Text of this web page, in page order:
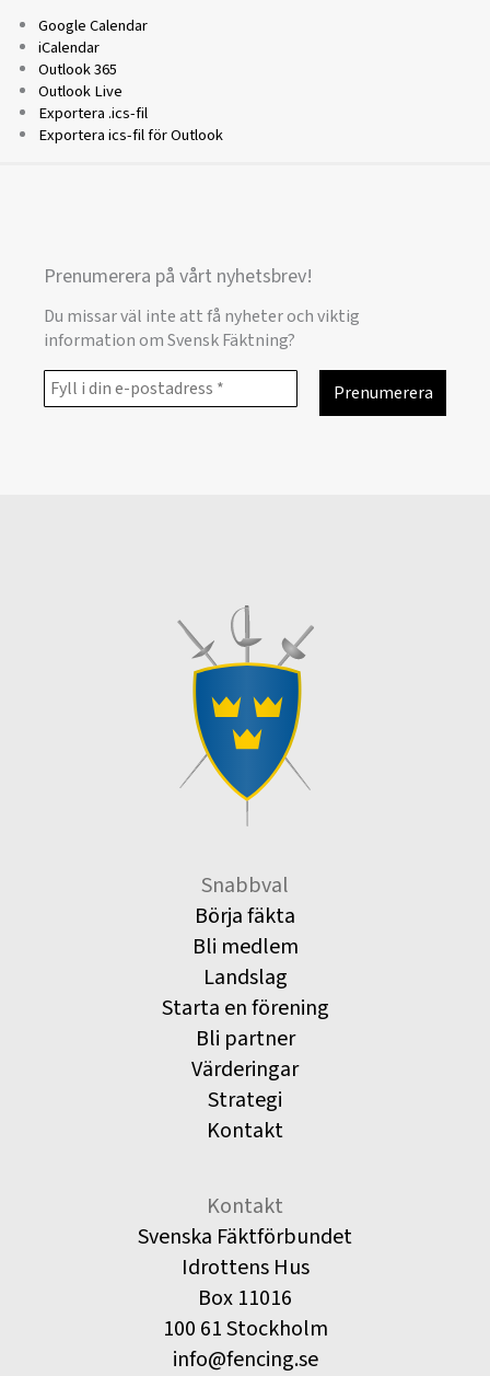
Google Calendar
iCalendar
Outlook 365
Outlook Live
Exportera .ics-fil
Exportera ics-fil för Outlook
Prenumerera på vårt nyhetsbrev!
Du missar väl inte att få nyheter och viktig
information om Svensk Fäktning?
Snabbval
Börja fäkta
Bli medlem
Landslag
Starta en förening
Bli partner
Värderingar
Strategi
Kontakt
Kontakt
Svenska Fäktförbundet
Idrottens Hus
Box 11016
100 61 Stockholm
info@fencing.se